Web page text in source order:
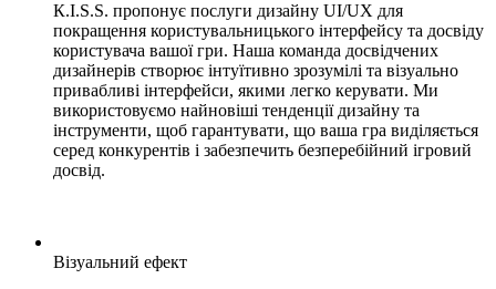
К.І.S.S. пропонує послуги дизайну UI/UX для
покращення користувальницького інтерфейсу та досвіду
користувача вашої гри. Наша команда досвідчених
дизайнерів створює інтуїтивно зрозумілі та візуально
привабливі інтерфейси, якими легко керувати. Ми
використовуємо найновіші тенденції дизайну та
інструменти, щоб гарантувати, що ваша гра виділяється
серед конкурентів і забезпечить безперебійний ігровий
досвід.
Візуальний ефект